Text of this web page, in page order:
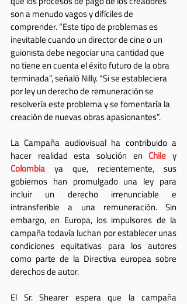
son a menudo vagos y difíciles de
comprender. “Este tipo de problemas es
inevitable cuando un director de cine o un
guionista debe negociar una cantidad que
no tiene en cuenta el éxito futuro de la obra
terminada”, señaló Nilly. “Si se estableciera
por ley un derecho de remuneración se
resolvería este problema y se fomentaría la
creación de nuevas obras apasionantes”.
La Campaña audiovisual ha contribuido a
hacer realidad esta solución en Chile
Colombia ya que, recientemente, sus
gobiernos han promulgado una ley para
incluir un derecho irrenunciable e
intransferible a una remuneración. Sin
embargo, en Europa, los impulsores de la
campaña todavía luchan por establecer unas
condiciones equitativas para los autores
como parte de la Directiva europea sobre
derechos de autor.